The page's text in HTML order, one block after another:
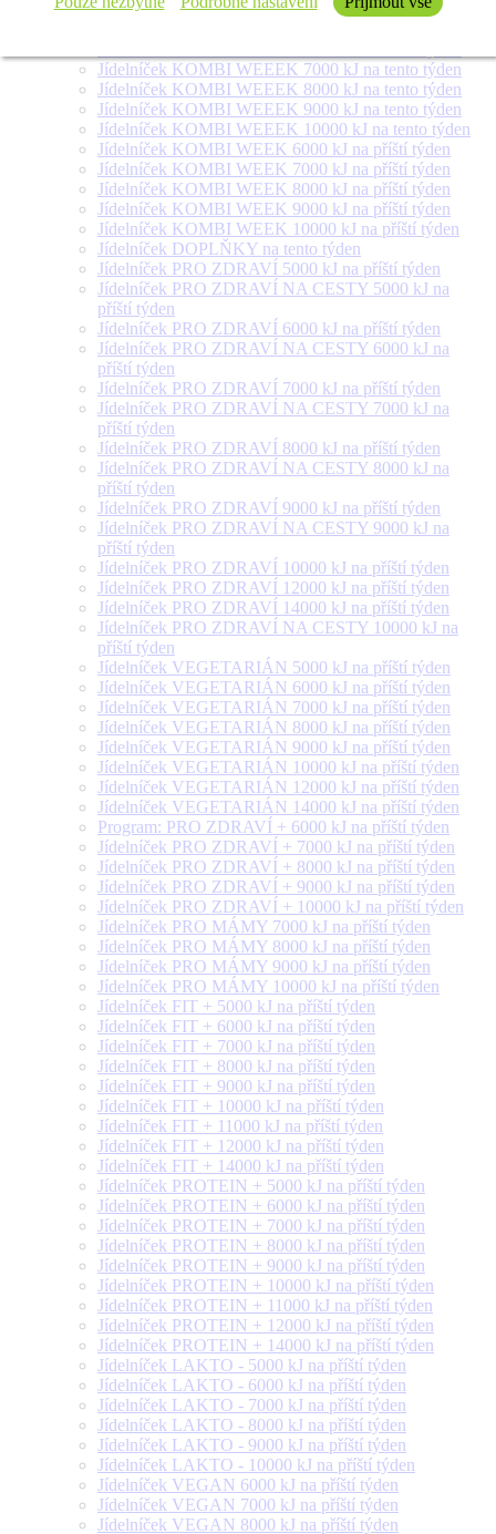
týden
Jídelníček KOMBI WEEEK 7000 kJ na tento týden
Jídelníček KOMBI WEEEK 8000 kJ na tento týden
Jídelníček KOMBI WEEEK 9000 kJ na tento týden
Jídelníček KOMBI WEEEK 10000 kJ na tento týden
Jídelníček KOMBI WEEK 6000 kJ na příští týden
Jídelníček KOMBI WEEK 7000 kJ na příští týden
Jídelníček KOMBI WEEK 8000 kJ na příští týden
Jídelníček KOMBI WEEK 9000 kJ na příští týden
Jídelníček KOMBI WEEK 10000 kJ na příští týden
Jídelníček DOPLŇKY na tento týden
Jídelníček PRO ZDRAVÍ 5000 kJ na příští týden
Jídelníček PRO ZDRAVÍ NA CESTY 5000 kJ na
příští týden
Jídelníček PRO ZDRAVÍ 6000 kJ na příští týden
Jídelníček PRO ZDRAVÍ NA CESTY 6000 kJ na
příští týden
Jídelníček PRO ZDRAVÍ 7000 kJ na příští týden
Jídelníček PRO ZDRAVÍ NA CESTY 7000 kJ na
příští týden
Jídelníček PRO ZDRAVÍ 8000 kJ na příští týden
Jídelníček PRO ZDRAVÍ NA CESTY 8000 kJ na
příští týden
Jídelníček PRO ZDRAVÍ 9000 kJ na příští týden
Jídelníček PRO ZDRAVÍ NA CESTY 9000 kJ na
příští týden
Jídelníček PRO ZDRAVÍ 10000 kJ na příští týden
Jídelníček PRO ZDRAVÍ 12000 kJ na příští týden
Jídelníček PRO ZDRAVÍ 14000 kJ na příští týden
Jídelníček PRO ZDRAVÍ NA CESTY 10000 kJ na
příští týden
Jídelníček VEGETARIÁN 5000 kJ na příští týden
Jídelníček VEGETARIÁN 6000 kJ na příští týden
Jídelníček VEGETARIÁN 7000 kJ na příští týden
Jídelníček VEGETARIÁN 8000 kJ na příští týden
Jídelníček VEGETARIÁN 9000 kJ na příští týden
Jídelníček VEGETARIÁN 10000 kJ na příští týden
Jídelníček VEGETARIÁN 12000 kJ na příští týden
Jídelníček VEGETARIÁN 14000 kJ na příští týden
Program: PRO ZDRAVÍ + 6000 kJ na příští týden
Jídelníček PRO ZDRAVÍ + 7000 kJ na příští týden
Jídelníček PRO ZDRAVÍ + 8000 kJ na příští týden
Jídelníček PRO ZDRAVÍ + 9000 kJ na příští týden
Jídelníček PRO ZDRAVÍ + 10000 kJ na příští týden
Jídelníček PRO MÁMY 7000 kJ na příští týden
Jídelníček PRO MÁMY 8000 kJ na příští týden
Jídelníček PRO MÁMY 9000 kJ na příští týden
Jídelníček PRO MÁMY 10000 kJ na příští týden
Jídelníček FIT + 5000 kJ na příští týden
Jídelníček FIT + 6000 kJ na příští týden
Jídelníček FIT + 7000 kJ na příští týden
Jídelníček FIT + 8000 kJ na příští týden
Jídelníček FIT + 9000 kJ na příští týden
Jídelníček FIT + 10000 kJ na příští týden
Jídelníček FIT + 11000 kJ na příští týden
Jídelníček FIT + 12000 kJ na příští týden
Jídelníček FIT + 14000 kJ na příští týden
Jídelníček PROTEIN + 5000 kJ na příští týden
Jídelníček PROTEIN + 6000 kJ na příští týden
Jídelníček PROTEIN + 7000 kJ na příští týden
Jídelníček PROTEIN + 8000 kJ na příští týden
Jídelníček PROTEIN + 9000 kJ na příští týden
Jídelníček PROTEIN + 10000 kJ na příští týden
Jídelníček PROTEIN + 11000 kJ na příští týden
Jídelníček PROTEIN + 12000 kJ na příští týden
Jídelníček PROTEIN + 14000 kJ na příští týden
Jídelníček LAKTO - 5000 kJ na příští týden
Jídelníček LAKTO - 6000 kJ na příští týden
Jídelníček LAKTO - 7000 kJ na příští týden
Jídelníček LAKTO - 8000 kJ na příští týden
Jídelníček LAKTO - 9000 kJ na příští týden
Jídelníček LAKTO - 10000 kJ na příští týden
Jídelníček VEGAN 6000 kJ na příští týden
Jídelníček VEGAN 7000 kJ na příští týden
Jídelníček VEGAN 8000 kJ na příští týden